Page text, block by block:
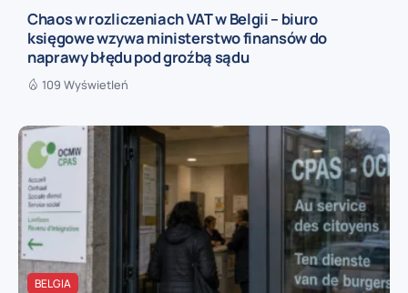
Chaos w rozliczeniach VAT w Belgii – biuro
księgowe wzywa ministerstwo finansów do
naprawy błędu pod groźbą sądu
109 Wyświetleń
BELGIA